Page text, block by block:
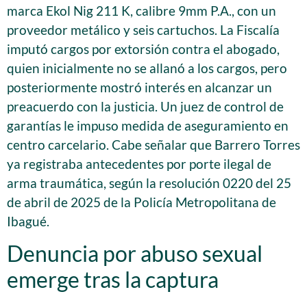
marca Ekol Nig 211 K, calibre 9mm P.A., con un
proveedor metálico y seis cartuchos. La Fiscalía
imputó cargos por extorsión contra el abogado,
quien inicialmente no se allanó a los cargos, pero
posteriormente mostró interés en alcanzar un
preacuerdo con la justicia. Un juez de control de
garantías le impuso medida de aseguramiento en
centro carcelario. Cabe señalar que Barrero Torres
ya registraba antecedentes por porte ilegal de
arma traumática, según la resolución 0220 del 25
de abril de 2025 de la Policía Metropolitana de
Ibagué.
Denuncia por abuso sexual
emerge tras la captura